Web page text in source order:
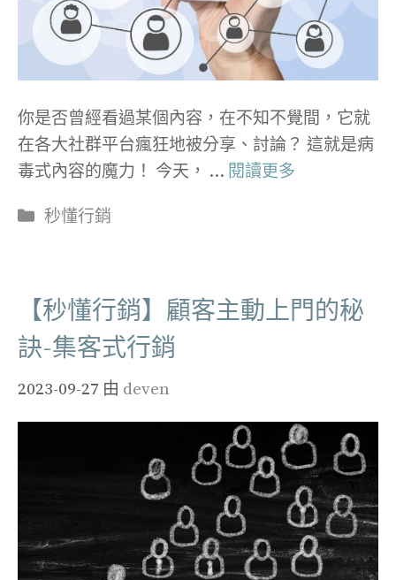
你是否曾經看過某個內容，在不知不覺間，它就
在各大社群平台瘋狂地被分享、討論？ 這就是病
毒式內容的魔力！ 今天， … 閱讀更多
分
秒懂行銷
【秒懂行銷】顧客主動上門的秘
訣-集客式行銷
2023-09-27 由 deven